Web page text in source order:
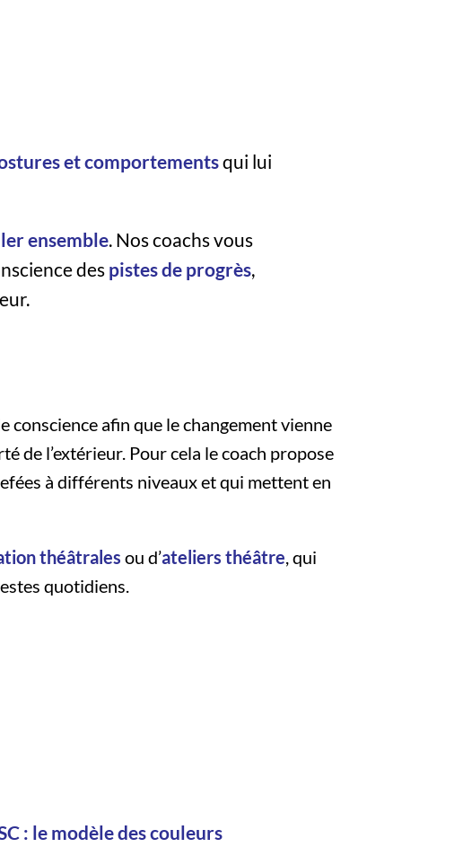
et comportementsqui lui
ensemble. Nos coachs vous
despistes de progrès,
conscience afin que le changement vienne
de l’extérieur. Pour cela le coach propose
à différents niveaux et qui mettent en
théâtrales ou d’ateliers théâtre , qui
quotidiens.
: le modèle des couleurs